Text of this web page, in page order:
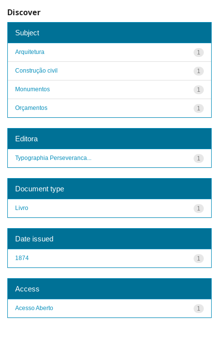
Discover
Subject
1
Arquitetura
1
Construção civil
1
Monumentos
1
Orçamentos
Editora
1
Typographia Perseveranca...
Document type
1
Livro
Date issued
1
1874
Access
1
Acesso Aberto